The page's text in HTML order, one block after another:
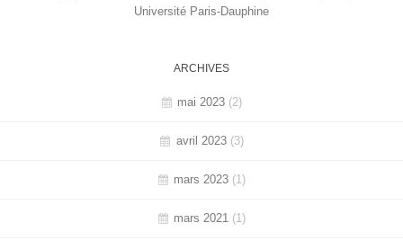
Université Paris-Dauphine
ARCHIVES
mai 2023 (2)
avril 2023(3)
mars 2023 (1)
mars 2021 (1)